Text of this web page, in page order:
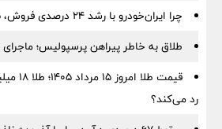
چرا ایران‌خودرو با رشد ۲۴ درصدی فروش، ۲۲.۵ همت زیان ساخت؟
طلاق به خاطر پیراهن پرسپولیس؛
رد می‌کند؟